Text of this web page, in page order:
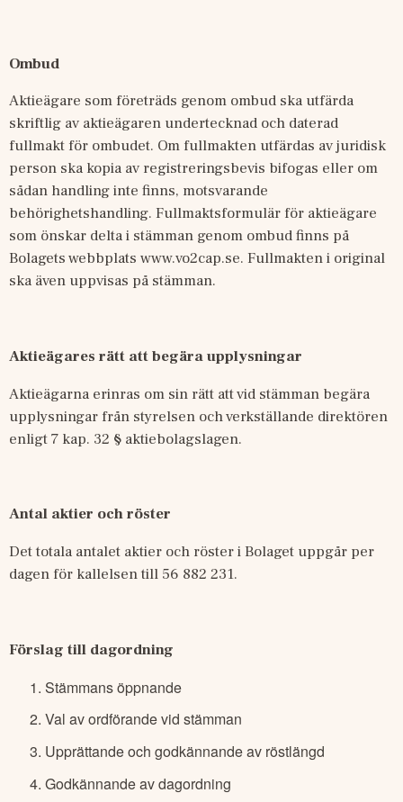
Ombud
Aktieägare som företräds genom ombud ska utfärda
skriftlig av aktieägaren undertecknad och daterad
fullmakt för ombudet. Om fullmakten utfärdas av juridisk
person ska kopia av registreringsbevis bifogas eller om
sådan handling inte finns, motsvarande
behörighetshandling. Fullmaktsformulär för aktieägare
som önskar delta i stämman genom ombud finns på
Bolagets webbplats www.vo2cap.se. Fullmakten i original
ska även uppvisas på stämman.
Aktieägares rätt att begära upplysningar
Aktieägarna erinras om sin rätt att vid stämman begära
upplysningar från styrelsen och verkställande direktören
enligt7 kap. 32 § aktiebolagslagen.
Antal aktier och röster
Det totala antalet aktier och röster i Bolaget uppgår per
dagen för kallelsen till 56 882 231.
Förslag till dagordning
Stämmans öppnande
Val av ordförande vid stämman
Upprättande och godkännande av röstlängd
Godkännande av dagordning